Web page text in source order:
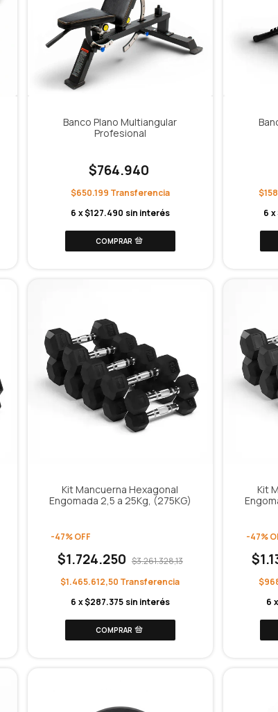
Banco Plano Multiangular
Profesional
$764.940
$650.199
6 x$127.490 sin interés
6 x
Kit Mancuerna Hexagonal
Engomada 2,5 a 25Kg, (275KG)
-47%OFF
$1.724.250 $3.261.328,13
$1.465.612,50
6 x$287.375 sin interés
Kit
-47%
6